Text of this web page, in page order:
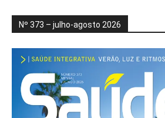
Nº 373 – julho-agosto 2026